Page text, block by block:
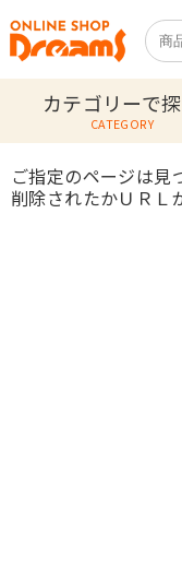
カテゴリーで
CATEGORY
ご指定のページは見
削除されたかＵＲＬ